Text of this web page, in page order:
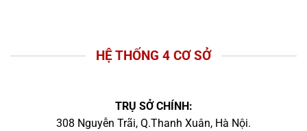
HỆ THỐNG 4 CƠ SỞ
TRỤ SỞ CHÍNH:
308 Nguyễn Trãi, Q.Thanh Xuân, Hà Nội.